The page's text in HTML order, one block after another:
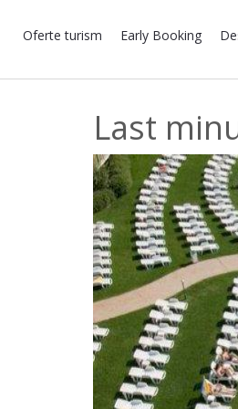
Oferte turism Early Booking
Last